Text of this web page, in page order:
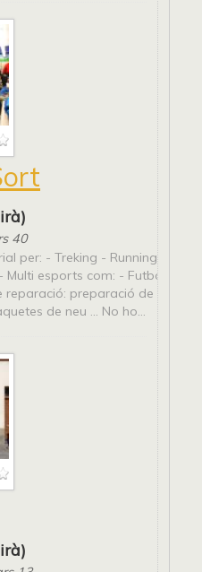
40
per: - Treking - Running -
esports com: - Futbol -
reparació: preparació de
de neu ... No ho...